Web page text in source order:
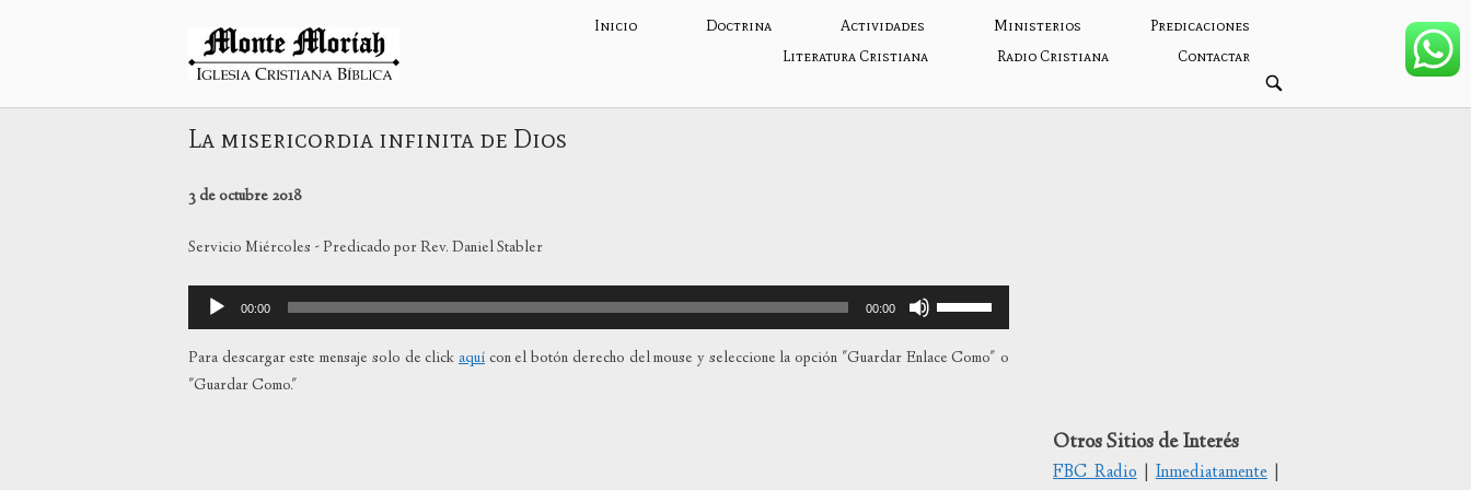
Inicio
Inicio Doctrina Actividades Ministerios
Predicaciones
Literatura Cristiana
Radio Cristiana Contactar
ABRIR
BARRA
DE
La misericordia infinita de Dios
3 de octubre 2018
Servicio Miércoles - Predicado por Rev. Daniel Stabler
Reproductor
de
audio
00:00 00:00
las
teclas
Para descargar este mensaje solo de click aquí con el botón derecho del mouse y seleccione la opción "Guardar Enlace Como" o
"Guardar Como."
Otros Sitios de Interés
FBC Radio|Inmediatamente|